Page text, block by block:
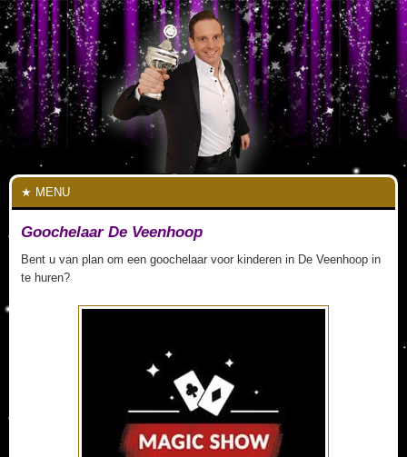
MENU
Goochelaar De Veenhoop
Bent u van plan om een goochelaar voor kinderen in De Veenhoop in
te huren?